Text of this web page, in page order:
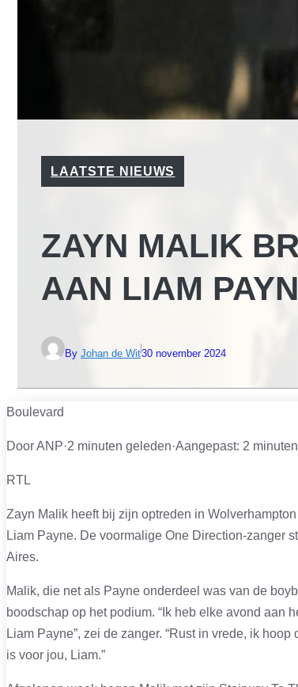
LAATSTE NIEUWS
ZAYN MALIK
AAN LIAM
By Johan de Wit30 november 2024
Boulevard
Door ANP·2 minuten geleden·Aangepast: 2
RTL
Zayn Malik heeft bij zijn optreden in
Liam Payne. De voormalige One Direction-zanger
Aires.
Malik, die net als Payne onderdeel was van de
boodschap op het podium. “Ik heb elke avond aan
Liam Payne”, zei de zanger. “Rust in vrede, ik
is voor jou, Liam.”